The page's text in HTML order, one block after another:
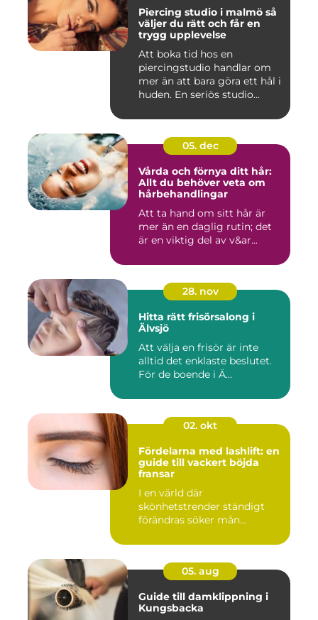
Piercing studio i malmö så
väljer du rätt och får en
trygg upplevelse
Att boka tid hos en
piercingstudio handlar om
mer än att bara göra ett hål i
huden. En seriös studio...
05. dec
Vårda och förnya ditt hår:
Allt du behöver veta om
hårbehandlingar
Att ta hand om sitt hår är
mer än en daglig rutin; det
är en viktig del av v&ar...
28. nov
Hitta rätt frisörsalong i
Älvsjö
Att välja en frisör är inte
alltid det enklaste beslutet.
För de boende i Ä...
02. okt
Fördelarna med lashlift: en
guide till vackert böjda
fransar
I en värld där
skönhetstrender ständigt
förändras söker mån...
05. aug
Guide till damklippning i
Kungsbacka